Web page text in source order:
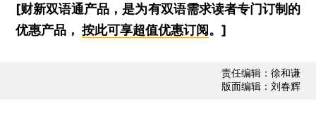
[财新双语通产品，是为有双语需求读者专门订制的
优惠产品，按此可享超值优惠订阅 。]
责任编辑：徐和谦
版面编辑：刘春辉